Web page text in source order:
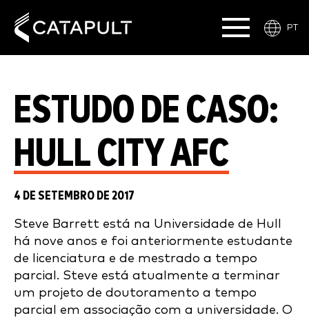
PT
ESTUDO DE CASO:
HULL CITY AFC
4 DE SETEMBRO DE 2017
Steve Barrett está na Universidade de Hull
há nove anos e foi anteriormente estudante
de licenciatura e de mestrado a tempo
parcial. Steve está atualmente a terminar
um projeto de doutoramento a tempo
parcial em associação com a universidade. O